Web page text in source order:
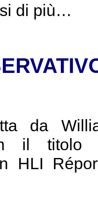
di più…
da
il titolo
HLI